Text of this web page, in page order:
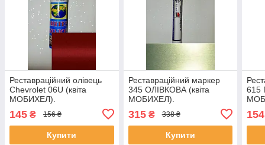
Реставраційний олівець
Chevrolet 06U (квіта
МОБИХЕЛ).
145 ₴ 156 ₴
Купити
Реставраційний маркер
345 ОЛІВКОВА (квіта
МОБИХЕЛ).
315₴ 338 ₴
Купити
615
154